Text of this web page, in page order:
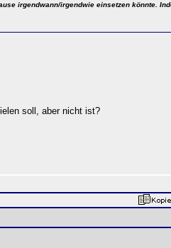
irgendwann/irgendwie einsetzen könnte.
soll, aber nicht ist?